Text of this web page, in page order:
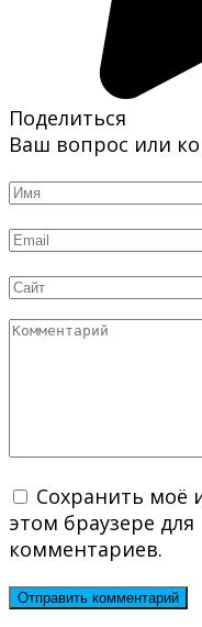
Поделиться
Ваш вопрос или
Имя
Email
Сайт
Комментарий
Сохранить моё
этом браузере
комментариев.